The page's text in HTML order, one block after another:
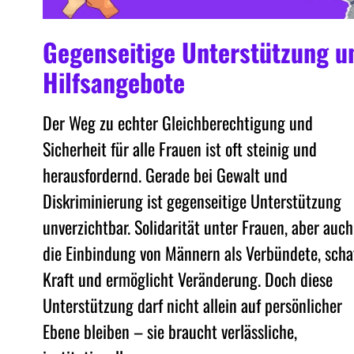
Gegenseitige Unterstützung
Hilfsangebote
Der Weg zu echter Gleichberechtigung und
Sicherheit für alle Frauen ist oft steinig und
herausfordernd. Gerade bei Gewalt und
Diskriminierung ist gegenseitige Unterstützung
unverzichtbar. Solidarität unter Frauen, aber auch
die Einbindung von Männern als Verbündete,
Kraft und ermöglicht Veränderung. Doch diese
Unterstützung darf nicht allein auf persönlicher
Ebene bleiben – sie braucht verlässliche,